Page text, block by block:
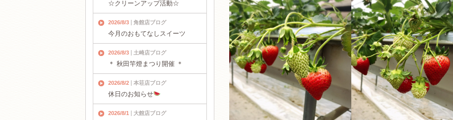
☆クリーンアップ活動☆
2026/8/3 角館店ブログ
今月のおもてなしスイーツ
2026/8/3 土崎店ブログ
＊ 秋田竿燈まつり開催 ＊
2026/8/2 本荘店ブログ
休日のお知らせ
2026/8/1 大館店ブログ